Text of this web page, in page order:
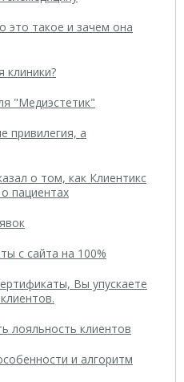
это такое и зачем она
клиники?
"Медиэстетик"
привилегия, а
о том, как Клиентикс
пациентах
с сайта на 100%
Вы упускаете
лояльность клиентов
и алгоритм